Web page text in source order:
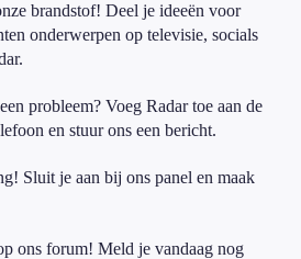
brandstof! Deel je ideeën voor
onderwerpen op televisie, socials
probleem? Voeg Radar toe aan de
en stuur ons een bericht.
Sluit je aan bij ons panel en maak
ons forum! Meld je vandaag nog